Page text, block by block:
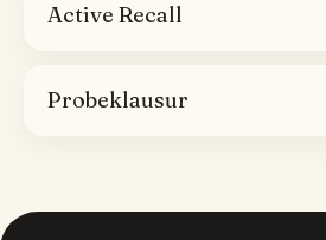
Active Recall
Probeklausur